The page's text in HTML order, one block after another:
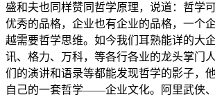
盛和夫也同样赞同哲学原理，说道：哲学
优秀的品格，企业也有企业的品格，一个
越需要哲学思维。如今我们耳熟能详的大
讯、格力、万科，等各行各业的龙头掌门
们的演讲和语录等都能发现哲学的影子，
自己的一套哲学——企业文化。阿里武侠